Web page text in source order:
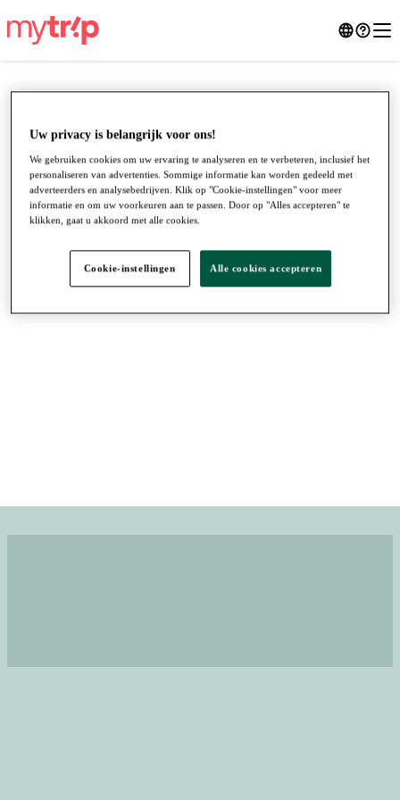
●●●
Uw privacy is belangrijk voor ons!
We gebruiken cookies om uw ervaring te analyseren en te verbeteren, inclusief het
personaliseren van advertenties. Sommige informatie kan worden gedeeld met
adverteerders en analysebedrijven. Klik op "Cookie-instellingen" voor meer
informatie en om uw voorkeuren aan te passen. Door op "Alles accepteren" te
klikken, gaat u akkoord met alle cookies.
Cookie-instellingen Alle cookies accepteren